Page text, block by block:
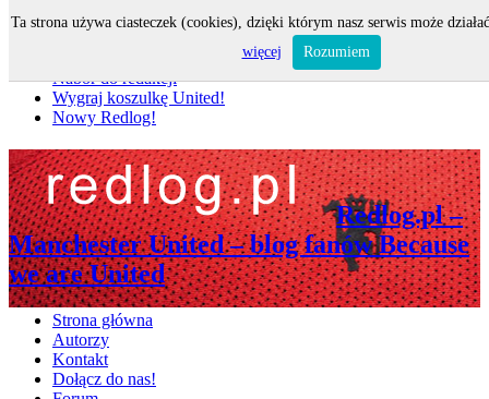
Nabór do redakcji
Wygraj koszulkę United!
Nowy Redlog!
Redlog.pl –
Manchester United – blog fanów Because
we are United
Strona główna
Autorzy
Kontakt
Dołącz do nas!
Ta strona używa ciasteczek (cookies), dzięki którym nasz serwis może
więcej
Rozumiem